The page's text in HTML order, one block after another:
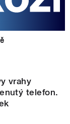
vrahy
telefon.